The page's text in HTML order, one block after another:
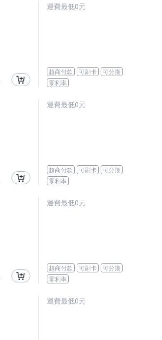
運費最低0元
超商付款 可刷卡
可分期
零利率
運費最低0元
超商付款 可刷卡
可分期
零利率
運費最低0元
超商付款 可刷卡
可分期
零利率
運費最低0元